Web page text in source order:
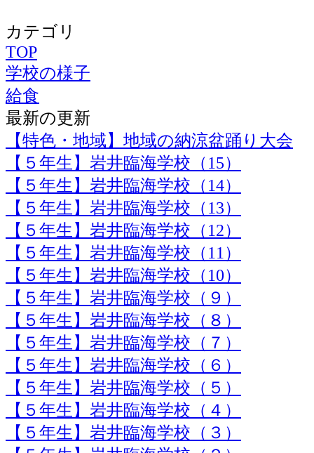
カテゴリ
TOP
学校の様子
給食
最新の更新
【特色・地域】地域の納涼盆踊り大会
【５年生】岩井臨海学校（15）
【５年生】岩井臨海学校（14）
【５年生】岩井臨海学校（13）
【５年生】岩井臨海学校（12）
【５年生】岩井臨海学校（11）
【５年生】岩井臨海学校（10）
【５年生】岩井臨海学校（９）
【５年生】岩井臨海学校（８）
【５年生】岩井臨海学校（７）
【５年生】岩井臨海学校（６）
【５年生】岩井臨海学校（５）
【５年生】岩井臨海学校（４）
【５年生】岩井臨海学校（３）